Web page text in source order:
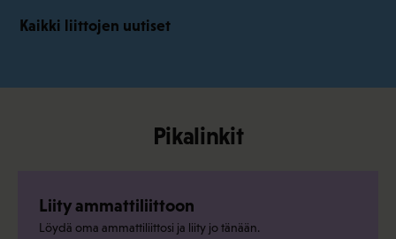
Kaikki liittojen uutiset
Pikalinkit
Liity ammattiliittoon
Löydä oma ammattiliittosi ja liity jo tänään.